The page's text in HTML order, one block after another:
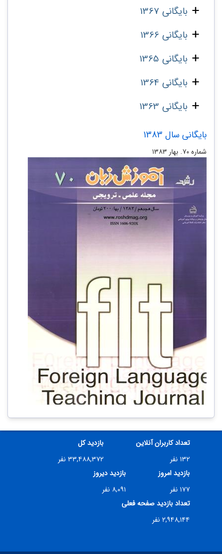
بایگانی 1367
بایگانی 1366
بایگانی 1365
بایگانی 1364
بایگانی 1363
بایگانی سال 1383
شماره ۷۰. بهار ۱۳۸۳
تعداد کاربران آنلاین
۱۳۲ نفر
بازدید کل
۳۳,۴۸۸,۳۷۲ نفر
بازدید امروز
۱۷۷ نفر
بازدید دیروز
۸,۰۹۱ نفر
تعداد بازدید صفحه فعلی
۲,۹۴۸,۱۴۴ نفر